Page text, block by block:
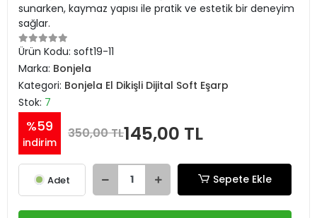
sunarken, kaymaz yapısı ile pratik ve estetik bir deneyim
sağlar.
Ürün Kodu: soft19-11
Marka: Bonjela
Kategori: Bonjela El Dikişli Dijital Soft Eşarp
Stok: 7
%59
indirim
350,00 TL145,00 TL
Adet Sepete Ekle